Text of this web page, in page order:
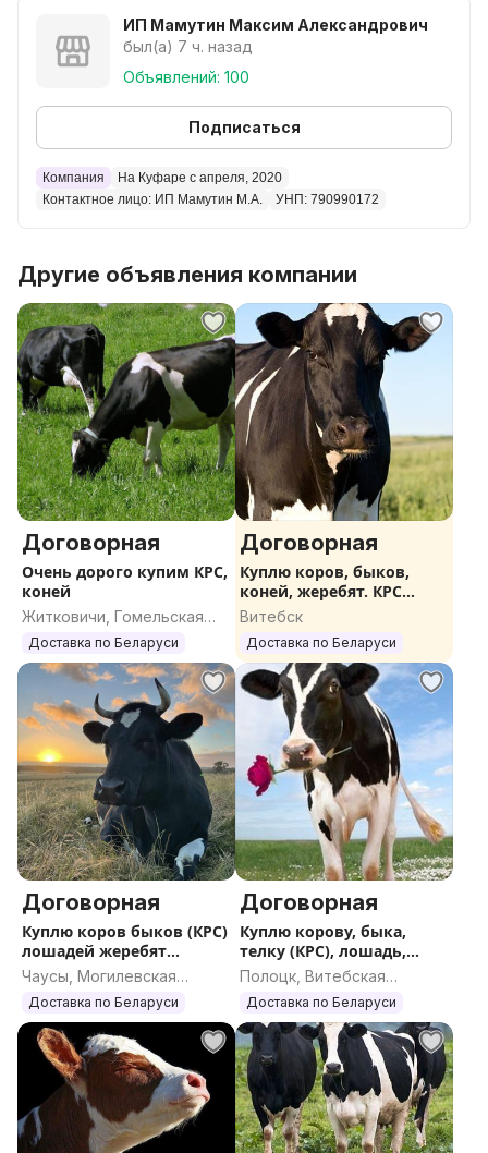
ИП Мамутин Максим Александрович
был(а) 7 ч. назад
Объявлений: 100
Подписаться
Компания
На Куфаре с апреля, 2020
Контактное лицо: ИП Мамутин М.А.
УНП: 790990172
Другие объявления компании
Договорная
Очень дорого купим КРС,
коней
Житковичи, Гомельская
область
Доставка по Беларуси
Договорная
Куплю коров, быков,
коней, жеребят. КРС
ДОРОГО
Витебск
Доставка по Беларуси
Договорная
Куплю коров быков (КРС)
лошадей жеребят
ДОРОГО
Чаусы, Могилевская
область
Доставка по Беларуси
Договорная
Куплю корову, быка,
телку (КРС), лошадь,
жеребенка
Полоцк, Витебская
область
Доставка по Беларуси